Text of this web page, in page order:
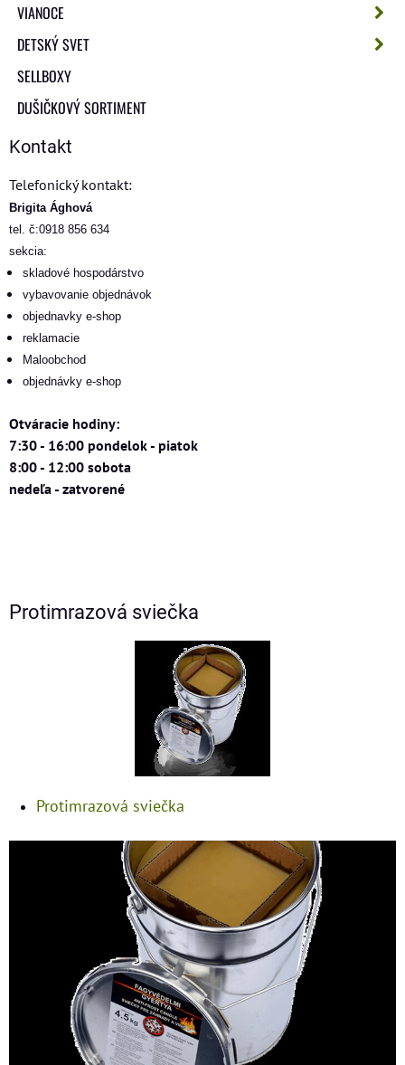
VIANOCE
DETSKÝ SVET
SELLBOXY
DUŠIČKOVÝ SORTIMENT
Kontakt
Telefonický kontakt:
Brigita Ághová
tel. č:0918 856 634
sekcia:
skladové hospodárstvo
vybavovanie objednávok
objednavky e-shop
reklamacie
Maloobchod
objednávky e-shop
Otváracie hodiny:
7:30 - 16:00 pondelok - piatok
8:00 - 12:00 sobota
nedeľa - zatvorené
Protimrazová sviečka
Protimrazová sviečka